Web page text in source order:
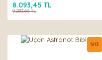
8.093,45 TL
9.283,66 TL
%13